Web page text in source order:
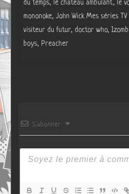
du temps, le chateau ambulant, le
mononoke, John Wick Mes séries
visiteur du futur, doctor who,
boys, Preacher
S’abonner